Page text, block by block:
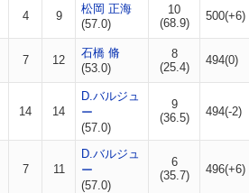
4 9
松岡 正海
(57.0)
10
(68.9)
500(+6)
7 12
石橋 脩
(53.0)
8
(25.4)
494(0)
14 14
D.バルジュ
ー
(57.0)
9
(36.5)
494(-2)
7 11
D.バルジュ
ー
(57.0)
6
(35.7)
496(+6)